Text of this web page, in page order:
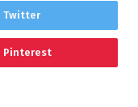
Twitter
Pinterest